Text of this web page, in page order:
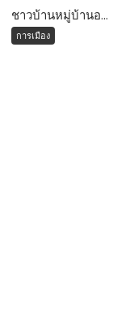
ชาวบ้านหมู่บ้านอ...
การเมือง